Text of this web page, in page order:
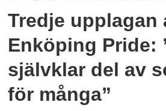
Tredje upplagan
Enköping Pride:
självklar del av
för många”